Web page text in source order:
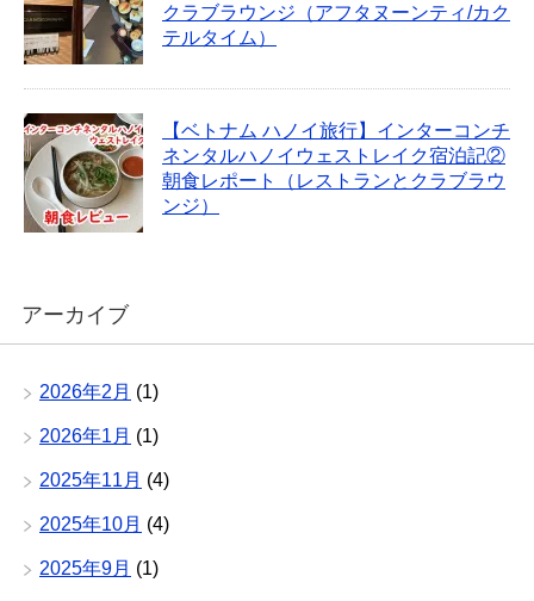
クラブラウンジ（アフタヌーンティ/カク
テルタイム）
【ベトナム ハノイ旅行】インターコンチ
ネンタルハノイウェストレイク宿泊記②
朝食レポート（レストランとクラブラウ
ンジ）
アーカイブ
2026年2月 (1)
2026年1月 (1)
2025年11月 (4)
2025年10月 (4)
2025年9月 (1)